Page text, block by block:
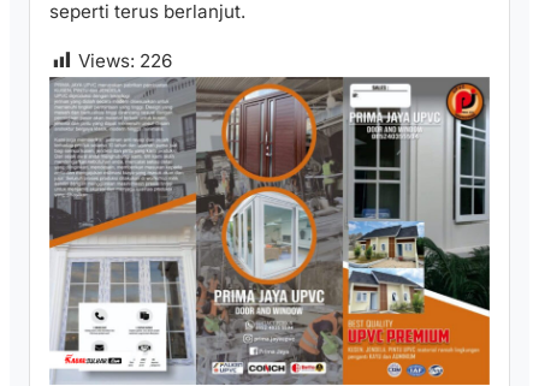
seperti terus berlanjut.
Views: 226